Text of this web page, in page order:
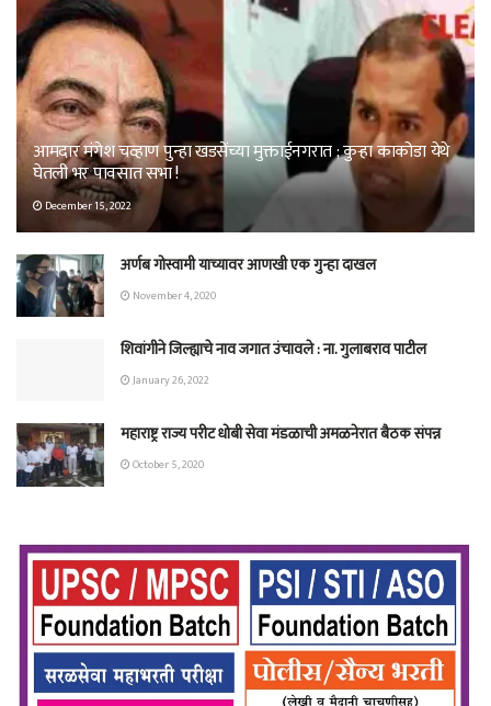
आमदार मंगेश चव्हाण पुन्हा खडसेंच्या मुक्ताईनगरात ; कुऱ्हा काकोडा येथे
घेतली भर पावसात सभा !
December 15, 2022
अर्णब गोस्वामी याच्यावर आणखी एक गुन्हा दाखल
November 4, 2020
शिवांगीने जिल्ह्याचे नाव जगात उंचावले : ना. गुलाबराव पाटील
January 26, 2022
महाराष्ट्र राज्य परीट धोबी सेवा मंडळाची अमळनेरात बैठक संपन्न
October 5, 2020